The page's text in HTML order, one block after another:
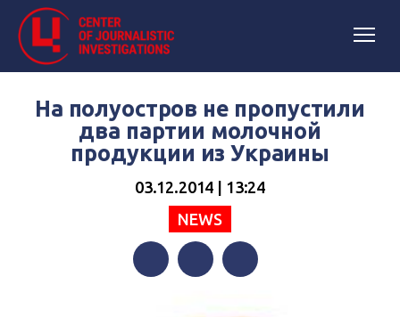
На полуостров не пропустили
два партии молочной
продукции из Украины
03.12.2014 | 13:24
NEWS